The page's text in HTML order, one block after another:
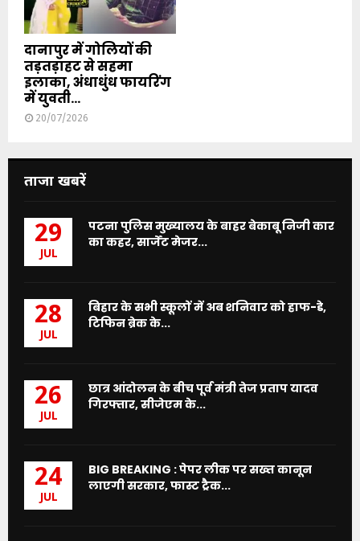
दानापुर में गोलियों की
तड़तड़ाहट से सहमा
इलाका, अंधाधुंध फायरिंग
में युवती...
20/07/2026
ताजा खबरें
29
JUL
पटना पुलिस मुख्यालय के बाहर बेकाबू निजी कार
का कहर, सार्जेंट मेजर...
28
JUL
बिहार के सभी स्कूलों में अब शनिवार को हाफ-डे,
टिफिन ब्रेक के...
26
JUL
छात्र आंदोलन के बीच पूर्व मंत्री तेज प्रताप यादव
गिरफ्तार, सीजेएम के...
24
JUL
BIG BREAKING : पेपर लीक पर सख्त कानून
लाएगी सरकार, फास्ट ट्रैक...